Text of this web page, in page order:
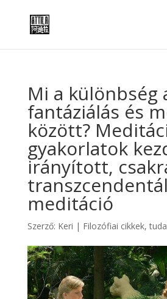
Mi a különbség
fantáziálás és
között?
gyakorlatok
irányított,
meditáció
Szerző: Keri | Filozófiai cikkek,